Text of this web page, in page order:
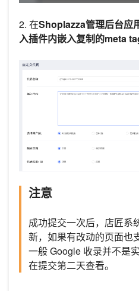
2. 在Shoplazza管理后台应
入插件内嵌入复制的meta
注意
成功提交一次后，店匠系
新，如果有改动的页面也
一般 Google 收录并不是
在提交第二天查看。